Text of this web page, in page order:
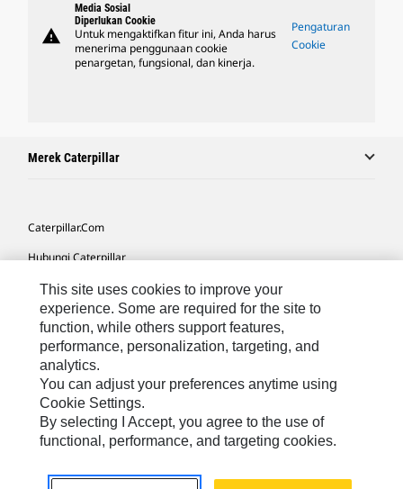
warning
Media Sosial
Diperlukan Cookie
Untuk mengaktifkan fitur ini, Anda harus
menerima penggunaan cookie
penargetan, fungsional, dan kinerja.
Pengaturan
Cookie
Merek Caterpillar
Caterpillar.com
Hubungi Caterpillar
Preferensi Pemasaran Saya
Peta Situs
Cookie Settings
Hukum
Privasi
Asia Tenggara© 2026 Caterpillar. Hak Dilindungi UU.
This site uses cookies to improve your
experience. Some are required for the site to
function, while others support features,
performance, personalization, targeting, and
analytics.
You can adjust your preferences anytime using
Cookie Settings.
By selecting I Accept, you agree to the use of
functional, performance, and targeting cookies.